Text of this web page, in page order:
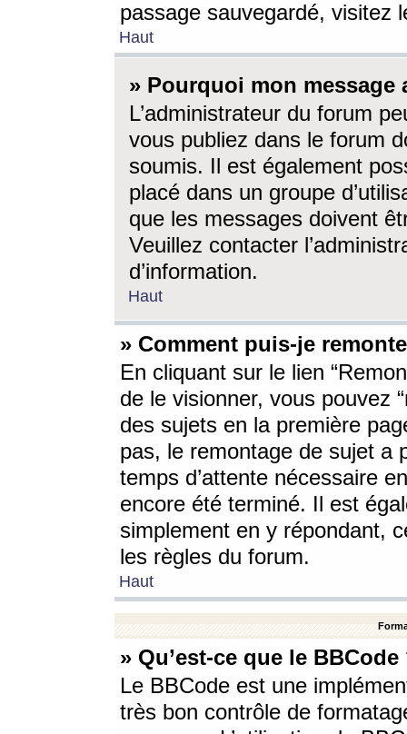
passage sauvegardé, visitez
Haut
» Pourquoi mon message
L’administrateur du forum
vous publiez dans le forum
soumis. Il est également
placé dans un groupe
que les messages doivent
Veuillez contacter
d’information.
Haut
» Comment puis-je
En cliquant sur le lien
de le visionner, vous pouvez
des sujets en la première
pas, le remontage de sujet a
temps d’attente nécessaire
encore été terminé. Il est
simplement en y répondant,
les règles du forum.
Haut
» Qu’est-ce que le BBCode
Le BBCode est une
très bon contrôle de